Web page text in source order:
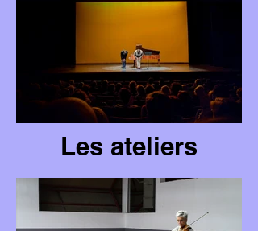
Les ateliers